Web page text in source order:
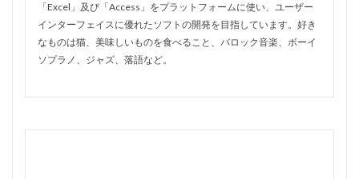
「Excel」及び「Access」をプラットフォームに使い、ユーザー
インターフェイスに優れたソフトの開発を目指しています。好き
なものは猫、美味しいものを食べること、バロック音楽、ボーイ
ソプラノ、ジャズ、落語など。